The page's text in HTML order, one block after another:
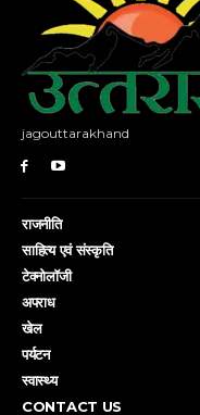
jagouttarakhand
राजनीति
साहित्य एवं संस्कृति
टेक्नोलॉजी
अपराध
खेल
पर्यटन
स्वास्थ्य
CONTACT US